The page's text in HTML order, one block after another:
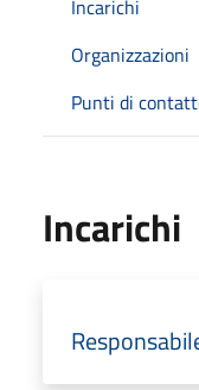
Incarichi
Organizzazioni
Punti di
Incarichi